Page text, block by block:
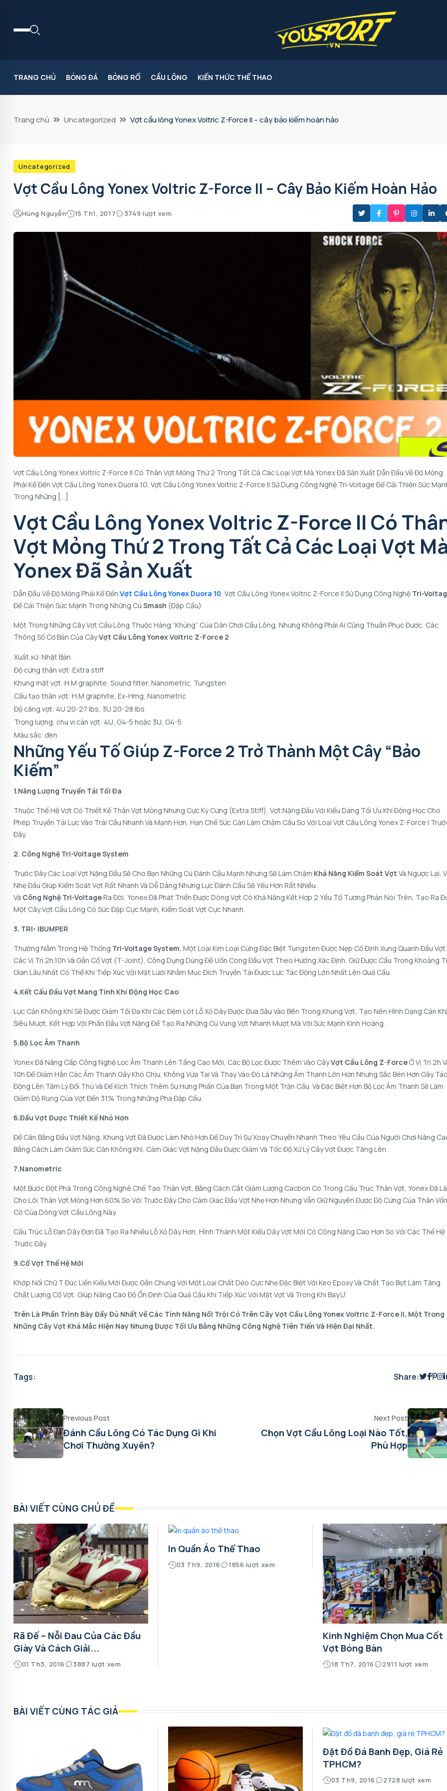
TRANG CHỦ BÓNG ĐÁ BÓNG RỔ CẦU LÔNG KIẾN THỨC THỂ THAO
Trang chủ Uncategorized Vợt cầu lông Yonex Voltric Z-Force II – cây bảo kiếm hoàn hảo
Uncategorized
Vợt Cầu Lông Yonex Voltric Z-Force II – Cây Bảo Kiếm Hoàn Hảo
Hùng Nguyễn 15 Th1, 2017 3749 lượt xem
Vợt Cầu Lông Yonex Voltric Z-Force II Có Thân Vợt Mỏng Thứ 2 Trong Tất Cả Các Loại Vợt Mà Yonex Đã Sản Xuất Dẫn Đầu Về Độ Mỏng
Phải Kể Đến Vợt Cầu Lông Yonex Duora 10, Vợt Cầu Lông Yonex Voltric Z-Force II Sử Dụng Công Nghệ Tri-Voltage Để Cải Thiện Sức
Trong Những […]
Vợt Cầu Lông Yonex Voltric Z-Force II Có
Vợt Mỏng Thứ 2 Trong Tất Cả Các Loại Vợt Mà
Yonex Đã Sản Xuất
Dẫn Đầu Về Độ Mỏng Phải Kể Đến Vợt Cầu Lông Yonex Duora 10, Vợt Cầu Lông Yonex Voltric Z-Force II Sử Dụng Công Nghệ Tri-
Để Cải Thiện Sức Mạnh Trong Những Cú Smash (đập Cầu)
Một Trong Những Cây Vợt Cầu Lông Thuộc Hàng “khủng” Của Dân Chơi Cầu Lông, Nhưng Không Phải Ai Cũng Thuần Phục Được, Các
Thông Số Cơ Bản Của CâyVợt Cầu Lông Yonex Voltric Z-Force 2:
Xuất xứ: Nhật Bản
Độ cứng thân vợt: Extra stiff
Khung mặt vợt: H.M graphite, Sound filter, Nanometric, Tungsten
Cấu tạo thân vợt: H.M graphite, Ex-Hmg, Nanometric
Độ căng vợt: 4U 20-27 lbs, 3U 20-28 lbs
Trọng lượng, chu vi cán vợt: 4U, G4-5 hoặc 3U, G4-5
Màu sắc: đen
Những Yếu Tố Giúp Z-Force 2 Trở Thành Một Cây “bảo
Kiếm”
1.Năng Lượng Truyền Tải Tối Đa
Thuộc Thế Hệ Vợt Có Thiết Kế Thân Vợt Mỏng Nhưng Cực Kỳ Cứng (extra Stiff), Vợt Nặng Đầu Với Kiểu Dáng Tối Ưu Khí Động Học Cho
Phép Truyền Tải Lực Vào Trái Cầu Nhanh Và Mạnh Hơn, Hạn Chế Sức Cản Làm Chậm Cầu So Với Loại Vợt Cầu Lông Yonex Z-Force I
Đây.
2. Công Nghệ Tri-Voltage System
Trước Đây Các Loại Vợt Nặng Đầu Sẽ Cho Bạn Những Cú Đánh Cầu Mạnh Nhưng Sẽ Làm Chậm Khả Năng Kiểm Soát Vợt Và Ngược Lại,
Nhẹ Đầu Giúp Kiểm Soát Vợt Rất Nhanh Và Dễ Dàng Nhưng Lực Đánh Cầu Sẽ Yếu Hơn Rất Nhiều.
Và Công Nghệ Tri-VoltageRa Đời, Yonex Đã Phát Triển Được Dòng Vợt Có Khả Năng Kết Hợp 2 Yếu Tố Tương Phản Nói Trên, Tạo Ra
Một Cây Vợt Cầu Lông Có Sức Đập Cực Mạnh, Kiểm Soát Vợt Cực Nhanh.
3. TRI- IBUMPER
Thường Nằm Trong Hệ Thống Tri-Voltage System, Một Loại Kim Loại Cứng Đặc Biệt Tungsten Được Nẹp Cố Định Xung Quanh Đầu Vợt
Các Vị Trí 2h,10h Và Gần Cổ Vợt (T-Joint), Công Dụng Dùng Để Uốn Cong Đầu Vợt Theo Hướng Xác Định, Giữ Được Cầu Trong Khoảng
Gian Lâu Nhất Có Thể Khi Tiếp Xúc Với Mặt Lưới Nhằm Mục Đích Truyền Tải Được Lực Tác Động Lớn Nhất Lên Quả Cầu.
4.Kết Cấu Đầu Vợt Mang Tính Khí Động Học Cao
Lực Cản Không Khí Sẽ Được Giảm Tối Đa Khi Các Đệm Lót Lỗ Xỏ Dây Được Đưa Sâu Vào Bên Trong Khung Vợt, Tạo Nên Hình Dạng Cản Khí
Siêu Mượt, Kết Hợp Với Phần Đầu Vợt Nặng Để Tạo Ra Những Cú Vung Vợt Nhanh Mượt Mà Với Sức Mạnh Kinh Hoàng.
5.Bộ Lọc Âm Thanh
Yonex Đã Nâng Cấp Công Nghệ Lọc Âm Thanh Lên Tầng Cao Mới, Các Bộ Lọc Được Thêm Vào CâyVợt Cầu Lông Z-ForceỞ Vị Trí 2h
10h Để Giảm Hẳn Các Âm Thanh Gây Khó Chịu, Không Vừa Tai Và Thay Vào Đó Là Những Âm Thanh Lớn Hơn Nhưng Sắc Bén Hơn Gây Tác
Động Lên Tâm Lý Đối Thủ Và Để Kích Thích Thêm Sự Hưng Phấn Của Bạn Trong Một Trận Cầu. Và Đặc Biệt Hơn Bộ Lọc Âm Thanh Sẽ Làm
Giảm Độ Rung Của Vợt Đến 31% Trong Những Pha Đập Cầu.
6.Đầu Vợt Được Thiết Kế Nhỏ Hơn
Để Cân Bằng Đầu Vợt Nặng, Khung Vợt Đã Được Làm Nhỏ Hơn Để Duy Trì Sự Xoay Chuyển Nhanh Theo Yêu Cầu Của Người Chơi Nâng
Bằng Cách Làm Giảm Sức Cản Không Khí, Cảm Giác Vợt Nặng Đầu Được Giảm Và Tốc Độ Xử Lý Cây Vợt Được Tăng Lên.
7.Nanometric
Một Bước Đột Phá Trong Công Nghê Chế Tạo Thân Vợt, Bằng Cách Cắt Giảm Lượng Cacbon Có Trong Cấu Trúc Thân Vợt, Yonex Đã
Cho Lõi Thân Vợt Mỏng Hơn 60% So Với Trước Đây Cho Cảm Giác Đầu Vợt Nhẹ Hơn Nhưng Vẫn Giữ Nguyên Được Độ Cứng Của Thân Vốn
Có Của Dòng Vợt Cầu Lông Này.
Cấu Trúc Lỗ Đan Dây Đơn Đã Tạo Ra Nhiều Lỗ Xỏ Dây Hơn, Hình Thành Một Kiểu Dây Vợt Mới Có Công Năng Cao Hơn So Với Các Thế Hệ
Trước Đây.
9.Cổ Vợt Thế Hệ Mới
Khớp Nối Chữ T Đúc Liền Kiểu Mới Được Gắn Chung Với Một Loại Chất Dẻo Cực Nhẹ Đặc Biệt Với Keo Epoxy Và Chất Tạo Bọt Làm Tăng
Chất Lượng Cổ Vợt, Giúp Nâng Cao Độ Ổn Định Của Quả Cầu Khi Tiếp Xúc Với Mặt Vợt Và Trong Khi Bay.ư
Trên Là Phần Trình Bày Đầy Đủ Nhất Về Các Tính Năng Nổi Trội Có Trên Cây Vợt Cầu Lông Yonex Voltric Z-Force II, Một Trong
Những Cây Vợt Khá Mắc Hiện Nay Nhưng Được Tối Ưu Bằng Những Công Nghệ Tiên Tiến Và Hiện Đại Nhất.
Tags: Share:
Previous Post
Đánh Cầu Lông Có Tác Dụng Gì Khi
Chơi Thường Xuyên?
Next Post
Chọn Vợt Cầu Lông Loại Nào Tốt,
Phù Hợp
BÀI VIẾT CÙNG CHỦ ĐỀ
Rã Đế – Nỗi Đau Của Các Đầu
Giày Và Cách Giải...
01 Th3, 2016 3887 lượt xem
In Quần Áo Thể Thao
03 Th9, 2016 1856 lượt xem
Kinh Nghiệm Chọn Mua Cốt
Vợt Bóng Bàn
18 Th7, 2016 2911 lượt xem
BÀI VIẾT CÙNG TÁC GIẢ
Đặt Đồ Đá Banh Đẹp, Giá Rẻ
TPHCM?
03 Th9, 2016 2728 lượt xem